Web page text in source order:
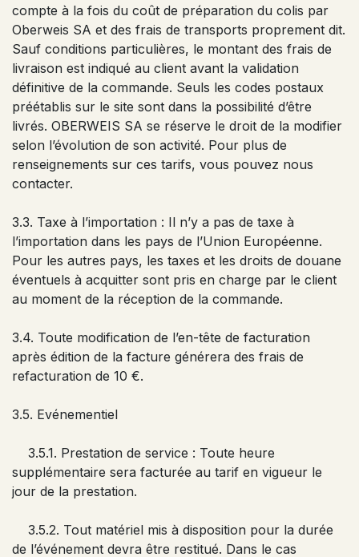
compte à la fois du coût de préparation du colis par
Oberweis SA et des frais de transports proprement dit.
Sauf conditions particulières, le montant des frais de
livraison est indiqué au client avant la validation
définitive de la commande. Seuls les codes postaux
préétablis sur le site sont dans la possibilité d’être
livrés. OBERWEIS SA se réserve le droit de la modifier
selon l’évolution de son activité. Pour plus de
renseignements sur ces tarifs, vous pouvez nous
contacter.
3.3. Taxe à l’importation : Il n’y a pas de taxe à
l’importation dans les pays de l’Union Européenne.
Pour les autres pays, les taxes et les droits de douane
éventuels à acquitter sont pris en charge par le client
au moment de la réception de la commande.
3.4. Toute modification de l’en-tête de facturation
après édition de la facture générera des frais de
refacturation de 10 €.
3.5. Evénementiel
3.5.1. Prestation de service : Toute heure
supplémentaire sera facturée au tarif en vigueur le
jour de la prestation.
3.5.2. Tout matériel mis à disposition pour la durée
de l’événement devra être restitué. Dans le cas